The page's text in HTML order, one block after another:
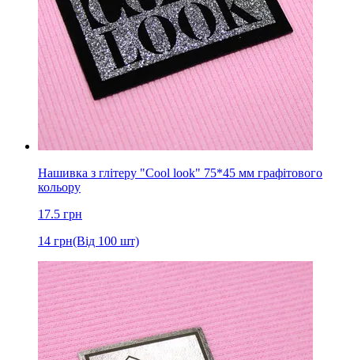
Нашивка з глітеру "Cool look" 75*45 мм графітового
кольору
17.5 грн
14 грн(Від 100 шт)